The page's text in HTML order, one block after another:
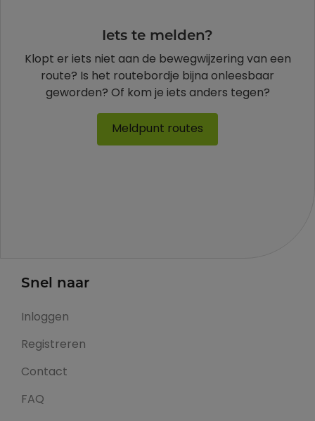
Iets te melden?
Klopt er iets niet aan de bewegwijzering van een
route? Is het routebordje bijna onleesbaar
geworden? Of kom je iets anders tegen?
Meldpunt routes
Snel naar
Inloggen
Registreren
Contact
FAQ